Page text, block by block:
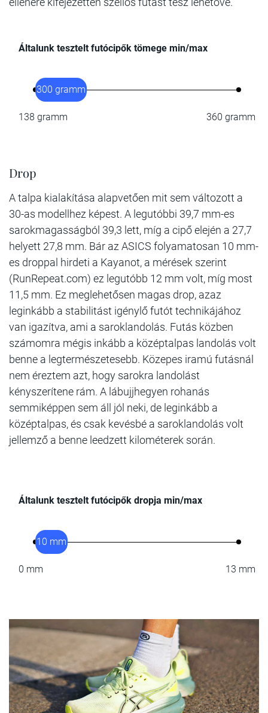
Általunk tesztelt futócipők tömege min/max
138 gramm
300 gramm
360 gramm
Drop
A talpa kialakítása alapvetően mit sem változott a
30-as modellhez képest. A legutóbbi 39,7 mm-es
sarokmagasságból 39,3 lett, míg a cipő elején a 27,7
helyett 27,8 mm. Bár az ASICS folyamatosan 10 mm-
es droppal hirdeti a Kayanot, a mérések szerint
(RunRepeat.com) ez legutóbb 12 mm volt, míg most
11,5 mm. Ez meglehetősen magas drop, azaz
leginkább a stabilitást igénylő futót technikájához
van igazítva, ami a saroklandolás. Futás közben
számomra mégis inkább a középtalpas landolás volt
benne a legtermészetesebb. Közepes iramú futásnál
nem éreztem azt, hogy sarokra landolást
kényszerítene rám. A lábujjhegyen rohanás
semmiképpen sem áll jól neki, de leginkább a
középtalpas, és csak kevésbé a saroklandolás volt
jellemző a benne leedzett kilométerek során.
Általunk tesztelt futócipők dropja min/max
0 mm
10 mm
13 mm